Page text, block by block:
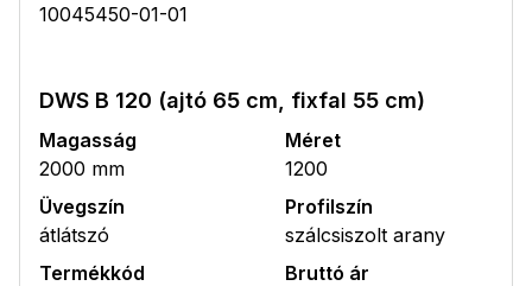
10045450-01-01
DWS B 120 (ajtó 65 cm, fixfal 55 cm)
Magasság
2000 mm
Méret
1200
Üvegszín
átlátszó
Profilszín
szálcsiszolt arany
Termékkód
Bruttó ár